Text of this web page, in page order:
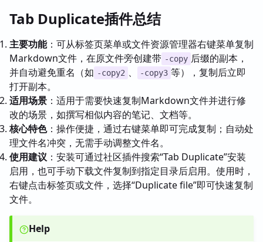
Tab Duplicate插件总结
主要功能：可从标签页菜单或文件资源管理器右键菜单复制
Markdown文件，在原文件旁创建带 -copy 后缀的副本，
并自动避免重名（如 -copy2 、 -copy3 等），复制后立即
打开副本。
适用场景 ：适用于需要快速复制Markdown文件并进行修
改的场景，如撰写相似内容的笔记、文档等。
核心特色：操作便捷，通过右键菜单即可完成复制；自动处
理文件名冲突，无需手动调整文件名。
使用建议 ：安装可通过社区插件搜索“Tab Duplicate”安装
启用，也可手动下载文件复制到指定目录后启用。使用时，
右键点击标签页或文件，选择“Duplicate file”即可快速复制
文件。
Help